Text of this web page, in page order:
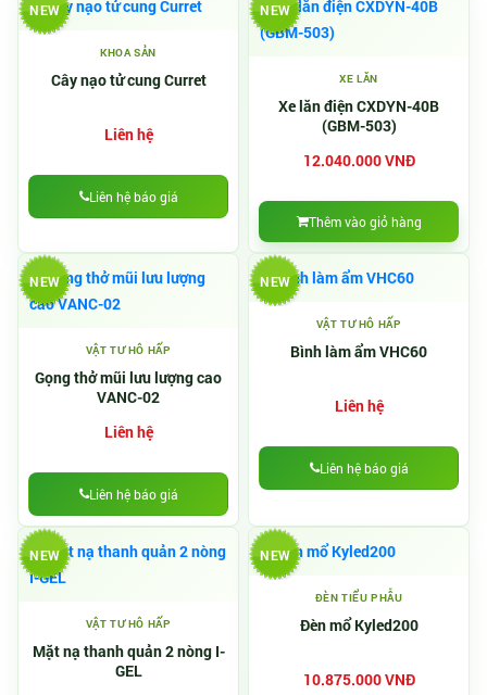
NEW
KHOA SẢN
Cây nạo tử cung Curret
Liên hệ
Liên hệ báo giá
NEW
XE LĂN
Xe lăn điện CXDYN-40B
(GBM-503)
12.040.000 VNĐ
Thêm vào giỏ hàng
NEW
VẬT TƯ HÔ HẤP
Gọng thở mũi lưu lượng cao
VANC-02
Liên hệ
Liên hệ báo giá
NEW
VẬT TƯ HÔ HẤP
Bình làm ẩm VHC60
Liên hệ
Liên hệ báo giá
NEW
VẬT TƯ HÔ HẤP
Mặt nạ thanh quản 2 nòng I-
GEL
NEW
ĐÈN TIỂU PHẪU
Đèn mổ Kyled200
10.875.000 VNĐ